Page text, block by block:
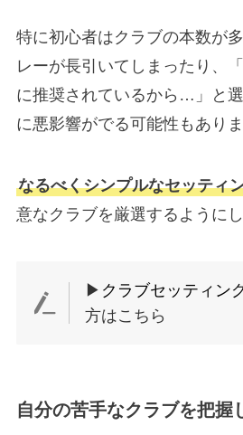
特に初心者はクラブの本数が
レーが長引いてしまったり、
に推奨されているから…」と
に悪影響がでる可能性もありま
なるべくシンプルなセッティ
意なクラブを厳選するようにし
▶ クラブセッティン
方はこちら
自分の苦手なクラブを把握